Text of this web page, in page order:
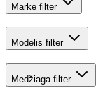
Marke filter
Modelis filter
Medžiaga filter